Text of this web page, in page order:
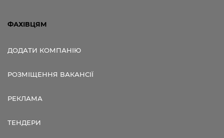
ФАХІВЦЯМ
ДОДАТИ КОМПАНІЮ
РОЗМІЩЕННЯ ВАКАНСІЇ
РЕКЛАМА
ТЕНДЕРИ